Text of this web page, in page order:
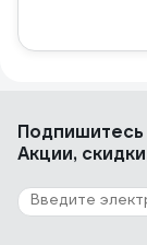
Подпишитесь
Акции,